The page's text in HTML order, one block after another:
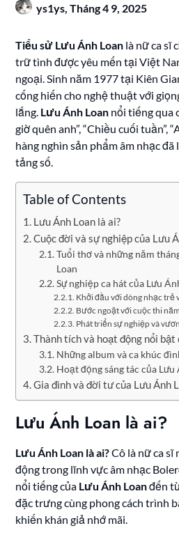
ys1ys,Tháng 4 9, 2025
Tiểu sử Lưu Ánh Loan là nữ ca sĩ
trữ tình được yêu mến tại Việt
ngoại. Sinh năm 1977 tại Kiên
cống hiến cho nghệ thuật với
lắng. Lưu Ánh Loan nổi tiếng qua
giờ quên anh”, “Chiều cuối tuần”,
hàng nghìn sản phẩm âm nhạc
tảng số.
Table of Contents
Lưu Ánh Loan là ai?
Cuộc đời và sự nghiệp của Lưu
Tuổi thơ và những năm
Loan
Sự nghiệp ca hát của Lưu
Khởi đầu với dòng nhạc trẻ
Bước ngoặt với cuộc thi
Phát triển sự nghiệp và
Thành tích và hoạt động nổi bật
Những album và ca khúc
Hoạt động sáng tác của Lưu
Gia đình và đời tư của Lưu Ánh
Lưu Ánh Loan là ai?
Lưu Ánh Loan là ai?Cô là nữ ca
động trong lĩnh vực âm nhạc
nổi tiếng của Lưu Ánh Loanđến
đặc trưng cùng phong cách trình
khiến khán giả nhớ mãi.